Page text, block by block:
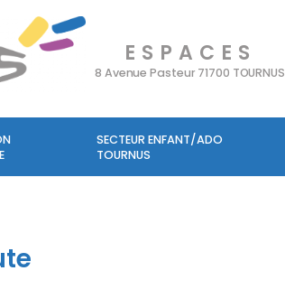
ESPACES
8 Avenue Pasteur 71700 TOURNUS
SECTEUR ENFANT/ADO
TOURNUS